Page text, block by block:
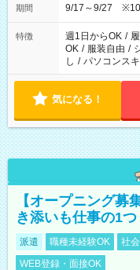
安全面に配慮し
期間 9/17～9/27
特徴 週1日からOK /
OK / 服装自由 /
し / パソコンス
気になる！
【オープニング募
き添いも仕事の1つ
派遣 職種未経験OK 社
WEB登録・面接OK